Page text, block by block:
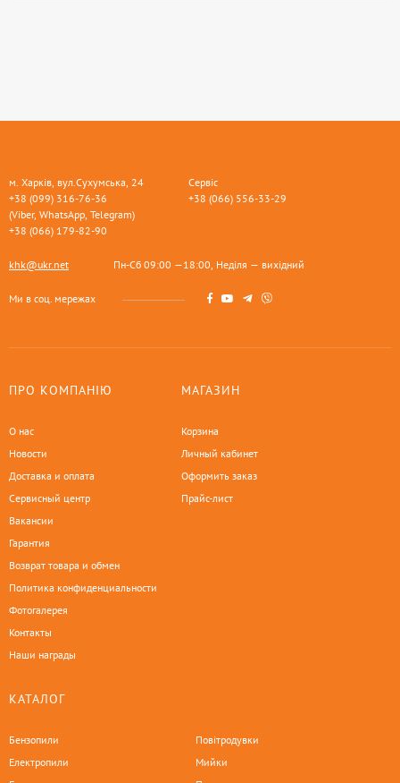
м. Харків, вул.Сухумська, 24
+38 (099) 316-76-36
(Viber, WhatsApp, Telegram)
+38 (066) 179-82-90
Сервіс
+38 (066) 556-33-29
khk@ukr.net Пн-Сб 09:00 —18:00, Неділя — вихідний
Ми в соц. мережах
ПРО КОМПАНІЮ
О нас
Новости
Доставка и оплата
Сервисный центр
Вакансии
Гарантия
Возврат товара и обмен
Политика конфиденциальности
Фотогалерея
Контакты
Наши награды
МАГАЗИН
Корзина
Личный кабинет
Оформить заказ
Прайс-лист
КАТАЛОГ
Бензопили
Електропили
Повітродувки
Мийки